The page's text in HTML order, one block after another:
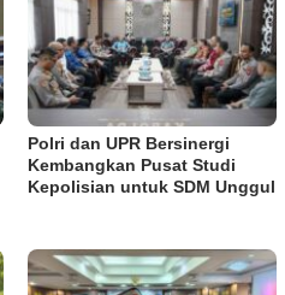
Polri dan UPR Bersinergi
Kembangkan Pusat Studi
Kepolisian untuk SDM Unggul